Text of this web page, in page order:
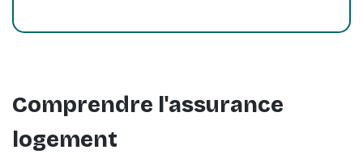
Comprendre l'assurance
logement